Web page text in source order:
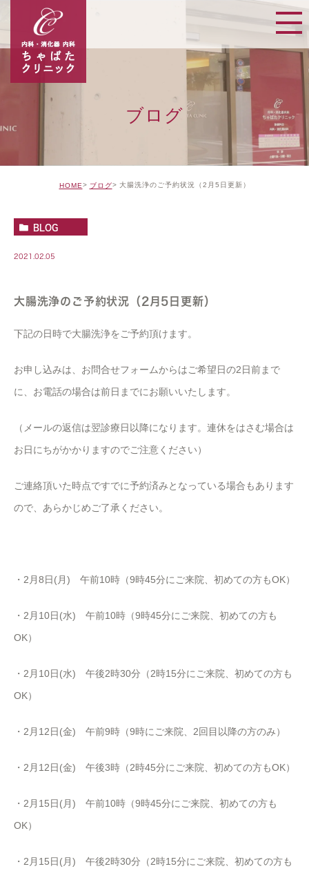
ブログ
HOME ブログ 大腸洗浄のご予約状況（2月5日更新）
BLOG
2021.02.05
大腸洗浄のご予約状況（2月5日更新）
下記の日時で大腸洗浄をご予約頂けます。
お申し込みは、お問合せフォームからはご希望日の2日前まで
に、お電話の場合は前日までにお願いいたします。
（メールの返信は翌診療日以降になります。連休をはさむ場合は
お日にちがかかりますのでご注意ください）
ご連絡頂いた時点ですでに予約済みとなっている場合もあります
ので、あらかじめご了承ください。
・2月8日(月) 午前10時（9時45分にご来院、初めての方もOK）
・2月10日(水) 午前10時（9時45分にご来院、初めての方も
OK）
・2月10日(水) 午後2時30分（2時15分にご来院、初めての方も
OK）
・2月12日(金) 午前9時（9時にご来院、2回目以降の方のみ）
・2月12日(金) 午後3時（2時45分にご来院、初めての方もOK）
・2月15日(月) 午前10時（9時45分にご来院、初めての方も
OK）
・2月15日(月) 午後2時30分（2時15分にご来院、初めての方も